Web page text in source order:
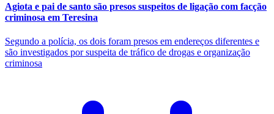
Agiota e pai de santo são presos suspeitos de ligação com facção
criminosa em Teresina
Segundo a polícia, os dois foram presos em endereços diferentes e
são investigados por suspeita de tráfico de drogas e organização
criminosa